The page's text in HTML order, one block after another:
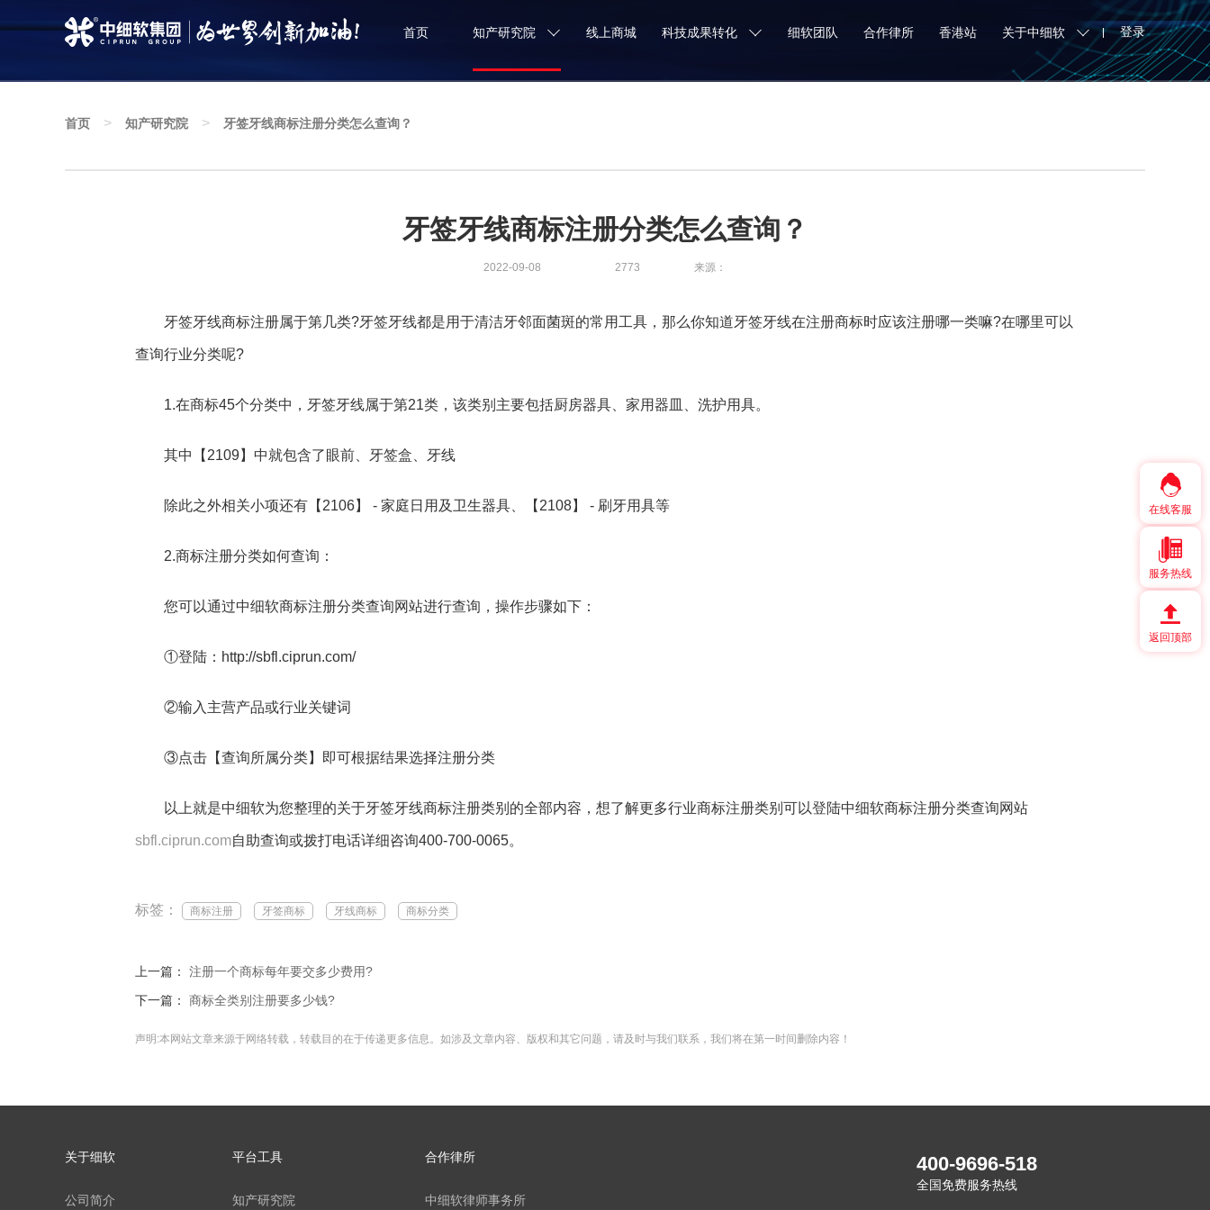
首页 知产研究院 线上商城 科技成果转化 细软团队 合作律所 香港站 关于中细软 登录
知产研究院
首页 > 知产研究院 > 牙签牙线商标注册分类怎么查询？
牙签牙线商标注册分类怎么查询？
2022-09-08 2773 来源：
牙签牙线商标注册属于第几类?牙签牙线都是用于清洁牙邻面菌斑的常用工具，那么你知道牙签牙线在注册商标时应该注册哪一类嘛?在哪里可以
查询行业分类呢?
1.在商标45个分类中，牙签牙线属于第21类，该类别主要包括厨房器具、家用器皿、洗护用具。
其中【2109】中就包含了眼前、牙签盒、牙线
除此之外相关小项还有【2106】 - 家庭日用及卫生器具、【2108】 - 刷牙用具等
2.商标注册分类如何查询：
您可以通过中细软商标注册分类查询网站进行查询，操作步骤如下：
①登陆：http://sbfl.ciprun.com/
②输入主营产品或行业关键词
③点击【查询所属分类】即可根据结果选择注册分类
以上就是中细软为您整理的关于牙签牙线商标注册类别的全部内容，想了解更多行业商标注册类别可以登陆中细软商标注册分类查询网站
sbfl.ciprun.com自助查询或拨打电话详细咨询400-700-0065。
标签： 商标注册 牙签商标 牙线商标 商标分类
上一篇： 注册一个商标每年要交多少费用?
下一篇： 商标全类别注册要多少钱?
声明:本网站文章来源于网络转载，转载目的在于传递更多信息。如涉及文章内容、版权和其它问题，请及时与我们联系，我们将在第一时间删除内容！
关于细软
公司简介
平台工具
知产研究院
合作律所
中细软律师事务所
400-9696-518
全国免费服务热线
在线客服
服务热线
返回顶部